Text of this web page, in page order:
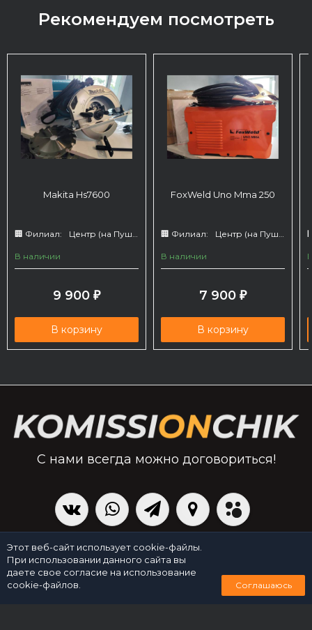
Рекомендуем посмотреть
Makita Hs7600
🏢 Филиал: Центр (на Пушкина 66)
В наличии
9 900 ₽
В корзину
FoxWeld Uno Mma 250
🏢 Филиал: Центр (на Пушкина 66)
В наличии
7 900 ₽
В корзину
С нами всегда можно договориться!
Политика персональных данных | Создано командой x³.run
0
Этот веб-сайт использует cookie-файлы.
При использовании данного сайта вы
даете свое согласие на использование
cookie-файлов.
Соглашаюсь